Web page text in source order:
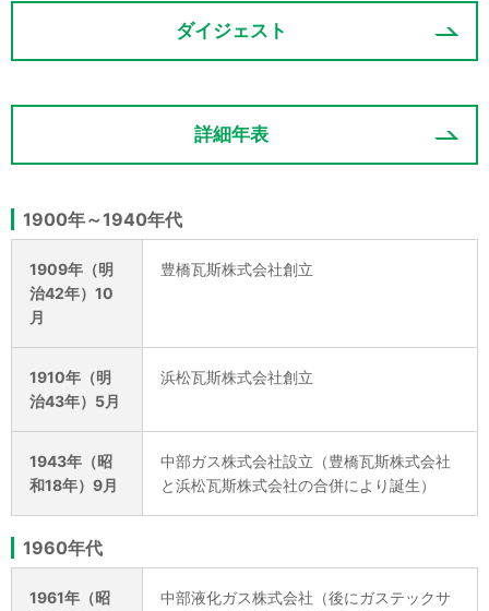
ダイジェスト
詳細年表
1900年～1940年代
1909年（明
治42年）10
月
豊橋瓦斯株式会社創立
1910年（明
治43年）5月
浜松瓦斯株式会社創立
1943年（昭
和18年）9月
中部ガス株式会社設立（豊橋瓦斯株式会社
と浜松瓦斯株式会社の合併により誕生）
1960年代
1961年（昭
中部液化ガス株式会社（後にガステックサ